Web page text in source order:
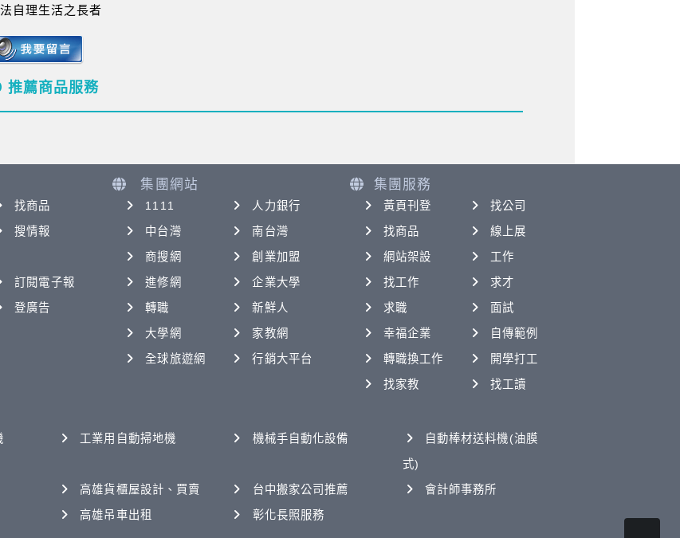
自理生活之長者
推薦商品服務
找商品
搜情報
訂閱電子報
登廣告
集團網站
1111
人力銀行
中台灣
南台灣
商搜網
創業加盟
進修網
企業大學
轉職
新鮮人
大學網
家教網
全球旅遊網
行銷大平台
集團服務
黃頁刊登
找公司
找商品
線上展
網站架設
工作
找工作
求才
求職
面試
幸福企業
自傳範例
轉職換工作
開學打工
找家教
找工讀
工業用自動掃地機 機械手自動化設備
自動棒材送料機(油膜
式)
高雄貨櫃屋設計、買賣 台中搬家公司推薦
會計師事務所
高雄吊車出租 彰化長照服務